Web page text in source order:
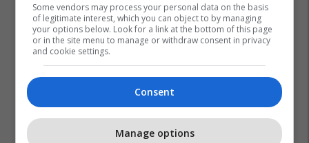
Some vendors may process your personal data on the basis
of legitimate interest, which you can object to by managing
your options below. Look for a link at the bottom of this page
or in the site menu to manage or withdraw consent in privacy
and cookie settings.
Consent
Manage options